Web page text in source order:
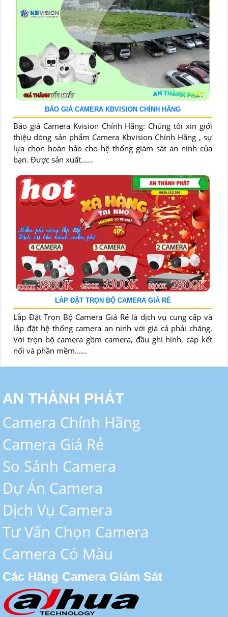
BÁO GIÁ CAMERA KBVISION CHÍNH HÃNG
Báo giá Camera Kvision Chính Hãng: Chúng tôi xin giới
thiệu dòng sản phẩm Camera Kbvision Chính Hãng , sự
lựa chọn hoàn hảo cho hệ thống giám sát an ninh của
bạn. Được sản xuất......
LẮP ĐẶT TRỌN BỘ CAMERA GIÁ RẺ
Lắp Đặt Trọn Bộ Camera Giá Rẻ là dịch vụ cung cấp và
lắp đặt hệ thống camera an ninh với giá cả phải chăng.
Với trọn bộ camera gồm camera, đầu ghi hình, cáp kết
nối và phần mềm......
AN THÀNH PHÁT
Camera Chính Hãng
Camera Giá Rẻ
So Sánh Camera
Dự Án Camera
Dịch Vụ Camera
Tư Vấn Chọn Camera
Camera Có Màu
Các Hãng Camera Giám Sát